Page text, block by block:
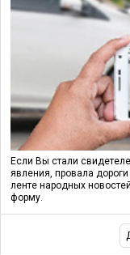
Если Вы стали
явления, провала
ленте народных
форму.